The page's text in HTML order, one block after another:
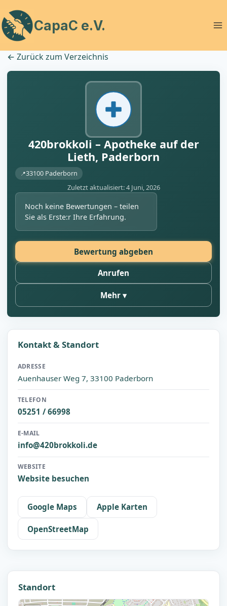
Inhalt
springen
CapaC e.V.
← Zurück zum Verzeichnis
420brokkoli – Apotheke auf der
Lieth, Paderborn
33100 Paderborn
Zuletzt aktualisiert: 4 Juni, 2026
Noch keine Bewertungen – teilen
Sie als Erste:r Ihre Erfahrung.
Bewertung abgeben
Anrufen
Mehr
Kontakt & Standort
ADRESSE
Auenhauser Weg 7, 33100 Paderborn
TELEFON
05251 / 66998
E-MAIL
info@420brokkoli.de
WEBSITE
Website besuchen
Google Maps Apple Karten
OpenStreetMap
Standort